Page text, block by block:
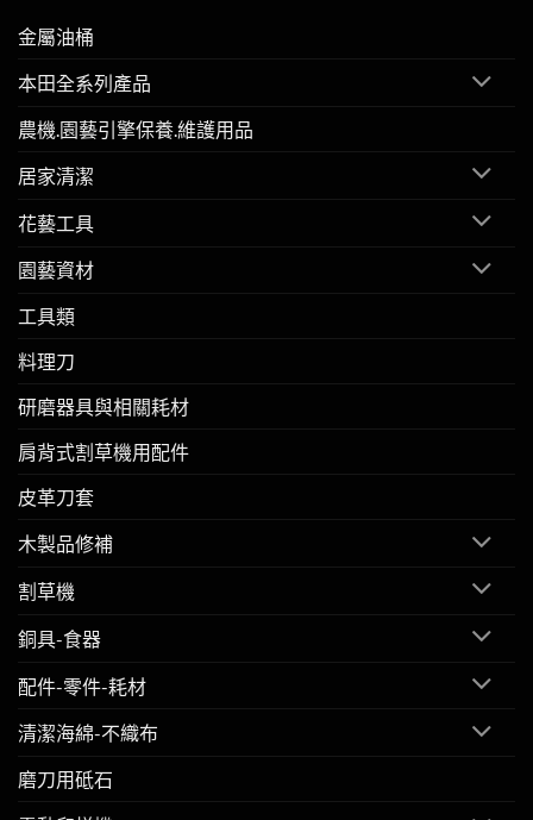
金屬油桶
本田全系列產品
農機.園藝引擎保養.維護用品
居家清潔
花藝工具
園藝資材
工具類
料理刀
研磨器具與相關耗材
肩背式割草機用配件
皮革刀套
木製品修補
割草機
銅具-食器
配件-零件-耗材
清潔海綿-不織布
磨刀用砥石